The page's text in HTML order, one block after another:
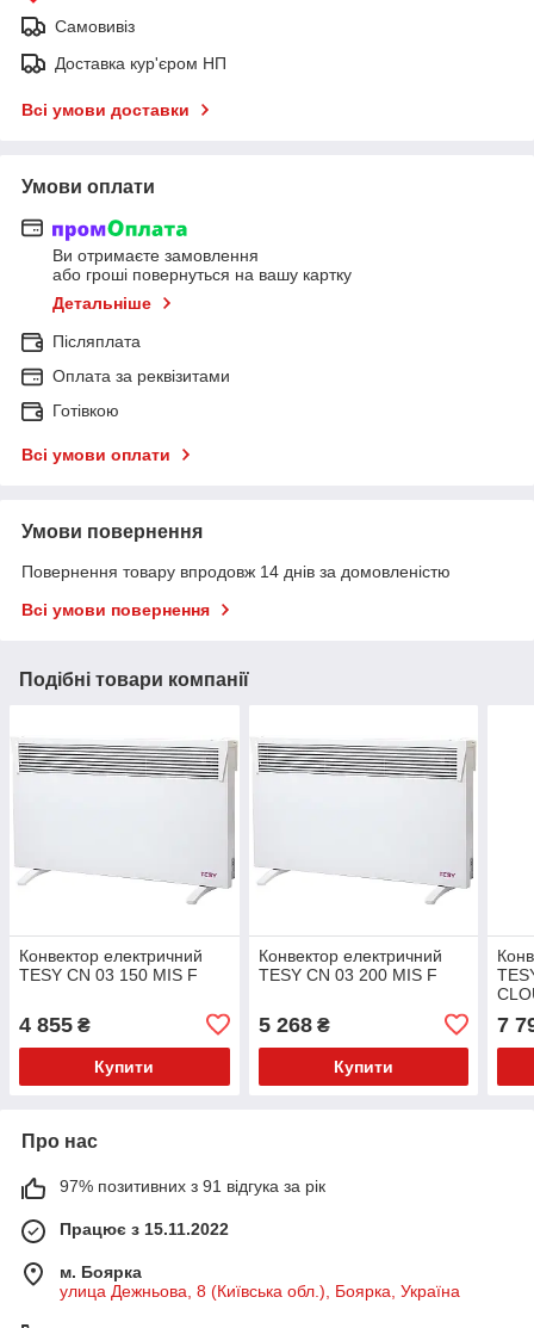
Самовивіз
Доставка кур'єром НП
Всі умови доставки
Умови оплати
Ви отримаєте замовлення
або гроші повернуться на вашу картку
Детальніше
Післяплата
Оплата за реквізитами
Готівкою
Всі умови оплати
Умови повернення
Повернення товару впродовж 14 днів за домовленістю
Всі умови повернення
Подібні товари компанії
Конвектор електричний
TESY CN 03 150 MIS F
4 855 ₴
Купити
Конвектор електричний
TESY CN 03 200 MIS F
5 268₴
Купити
7
Про нас
97% позитивних з 91 відгука за рік
Працює з 15.11.2022
м. Боярка
улица Дежньова, 8 (Київська обл.), Боярка, Україна